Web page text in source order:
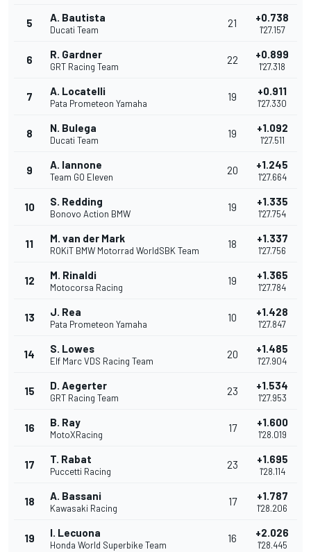
5 A. Bautista
Ducati Team
21 +0.738
1'27.157
6 R. Gardner
GRT Racing Team
22 +0.899
1'27.318
7 A. Locatelli
Pata Prometeon Yamaha
19 +0.911
1'27.330
8 N. Bulega
Ducati Team
19 +1.092
1'27.511
9 A. Iannone
Team GO Eleven
20 +1.245
1'27.664
10 S. Redding
Bonovo Action BMW
19 +1.335
1'27.754
11 M. van der Mark
ROKiT BMW Motorrad WorldSBK Team
18 +1.337
1'27.756
12 M. Rinaldi
Motocorsa Racing
19 +1.365
1'27.784
13 J. Rea
Pata Prometeon Yamaha
10 +1.428
1'27.847
14 S. Lowes
Elf Marc VDS Racing Team
20 +1.485
1'27.904
15 D. Aegerter
GRT Racing Team
23 +1.534
1'27.953
16 B. Ray
MotoXRacing
17 +1.600
1'28.019
17 T. Rabat
Puccetti Racing
23 +1.695
1'28.114
18 A. Bassani
Kawasaki Racing
17 +1.787
1'28.206
19 I. Lecuona
Honda World Superbike Team
16 +2.026
1'28.445